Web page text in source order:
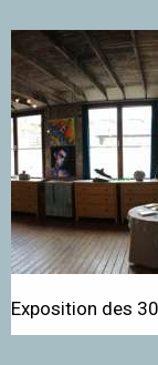
Exposition des